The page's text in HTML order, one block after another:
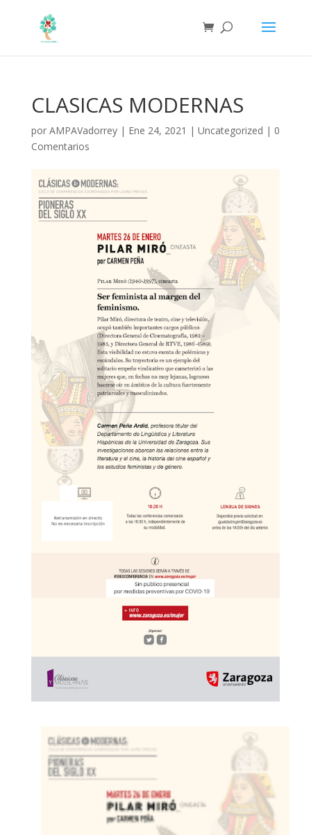
CLASICAS MODERNAS
por AMPAVadorrey| Ene 24, 2021 | Uncategorized | 0
Comentarios